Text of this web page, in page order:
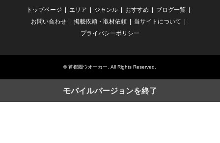
トップページ エリア ジャンル おすすめ
ブログ一覧
お問い合わせ
掲載依頼・取材依頼
当サイトについて
プライバシーポリシー
©首都圏ウオーカー . All Rights Reserved.
モバイルバージョンを終了